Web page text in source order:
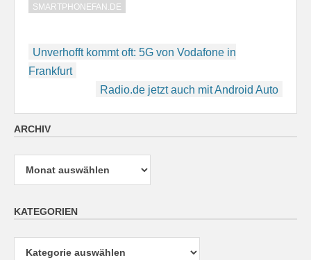
SMARTPHONEFAN.DE
Beitragsnavigation
Unverhofft kommt oft: 5G von Vodafone in
Frankfurt
Radio.de jetzt auch mit Android Auto
ARCHIV
Archiv
KATEGORIEN